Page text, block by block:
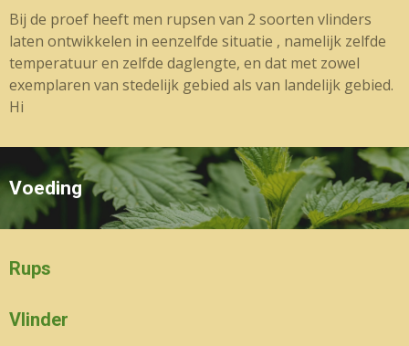
Bij de proef heeft men rupsen van 2 soorten vlinders
laten ontwikkelen in eenzelfde situatie , namelijk zelfde
temperatuur en zelfde daglengte, en dat met zowel
exemplaren van stedelijk gebied als van landelijk gebied.
Hi
Voeding
Rups
Vlinder